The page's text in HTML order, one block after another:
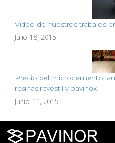
Video de nuestros trabajos
Julio 18, 2015
Precio del microcemento,
resinas,revestil y pavinox
Junio 11, 2015